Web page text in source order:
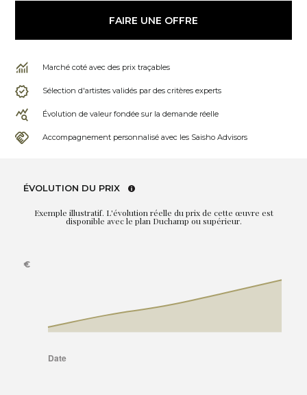
FAIRE UNE OFFRE
Marché coté avec des prix traçables
Sélection d'artistes validés par des critères experts
Évolution de valeur fondée sur la demande réelle
Accompagnement personnalisé avec les Saisho Advisors
ÉVOLUTION DU PRIX
Exemple illustratif. L'évolution réelle du prix de cette œuvre est
disponible avec le plan Duchamp ou supérieur.